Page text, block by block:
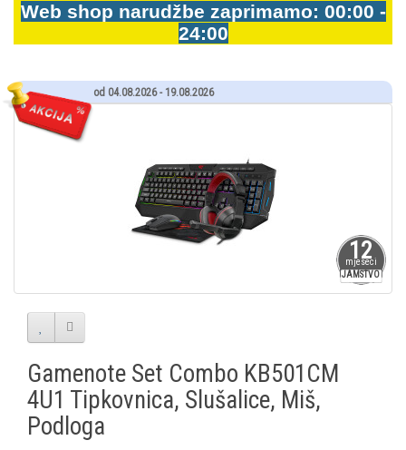
Web shop narudžbe zaprimamo: 00:00 -
24:00
od 04.08.2026 - 19.08.2026
12
mjeseci
JAMSTVO
Gamenote Set Combo KB501CM
4U1 Tipkovnica, Slušalice, Miš,
Podloga